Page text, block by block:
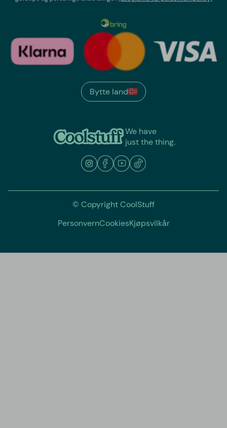
We have
just the thing.
Bytte land
© Copyright CoolStuff
PersonvernCookiesKjøpsvilkår